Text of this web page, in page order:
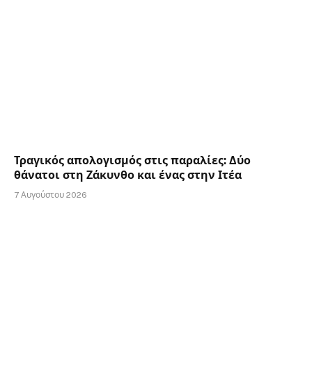
Τραγικός απολογισμός στις παραλίες: Δύο
θάνατοι στη Ζάκυνθο και ένας στην Ιτέα
7 Αυγούστου 2026